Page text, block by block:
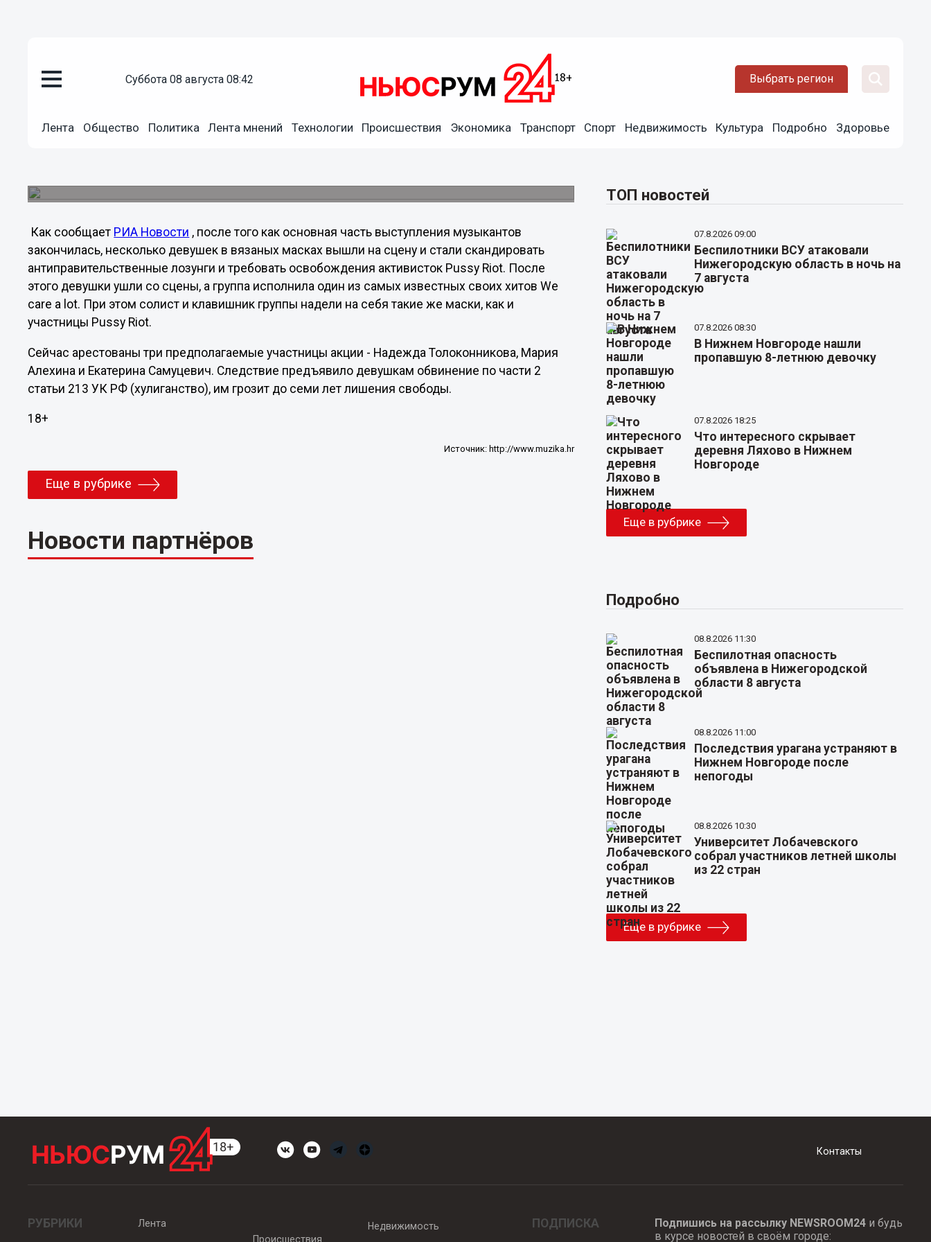
суббота 08 августа 08:42 Выбрать регион
Лента Общество Политика Лента мнений Технологии Происшествия Экономика Транспорт Спорт Недвижимость Культура Подробно Здоровье
Культовая рок-группа "Faith No More" поддержала "Pussy
Как сообщает РИА Новости , после того как основная часть выступления музыкантов
закончилась, несколько девушек в вязаных масках вышли на сцену и стали скандировать
антиправительственные лозунги и требовать освобождения активисток Pussy Riot. После
этого девушки ушли со сцены, а группа исполнила один из самых известных своих хитов We
care a lot. При этом солист и клавишник группы надели на себя такие же маски, как и
участницы Pussy Riot.
Сейчас арестованы три предполагаемые участницы акции - Надежда Толоконникова, Мария
Алехина и Екатерина Самуцевич. Следствие предъявило девушкам обвинение по части 2
статьи 213 УК РФ (хулиганство), им грозит до семи лет лишения свободы.
18+
Источник: http://www.muzika.hr
Еще в рубрике
Новости партнёров
ТОП новостей
07.8.2026 09:00
Беспилотники ВСУ атаковали
Нижегородскую область в ночь на
7 августа
07.8.2026 08:30
В Нижнем Новгороде нашли
пропавшую 8-летнюю девочку
07.8.2026 18:25
Что интересного скрывает
деревня Ляхово в Нижнем
Новгороде
Еще в рубрике
Подробно
08.8.2026 11:30
Беспилотная опасность
объявлена в Нижегородской
области 8 августа
08.8.2026 11:00
Последствия урагана устраняют в
Нижнем Новгороде после
непогоды
08.8.2026 10:30
Университет Лобачевского
собрал участников летней школы
из 22 стран
Еще в рубрике
Контакты
РУБРИКИ
Лента
Происшествия
Недвижимость ПОДПИСКА Подпишись на рассылку NEWSROOM24и будь
в курсе новостей в своём городе: